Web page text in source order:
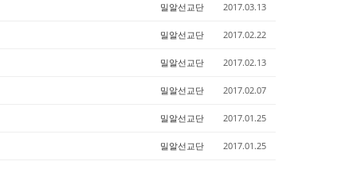
밀알선교단 2017.03.13
밀알선교단 2017.02.22
밀알선교단 2017.02.13
밀알선교단 2017.02.07
밀알선교단 2017.01.25
밀알선교단 2017.01.25